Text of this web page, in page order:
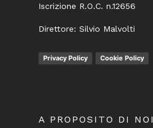
Iscrizione R.O.C. n.12656
Direttore: Silvio Malvolti
Privacy Policy Cookie Policy
A PROPOSITO DI NOI